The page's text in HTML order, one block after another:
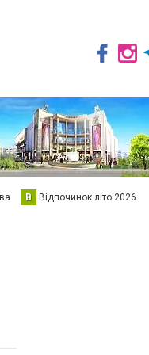
В Відпочинок літо 2026